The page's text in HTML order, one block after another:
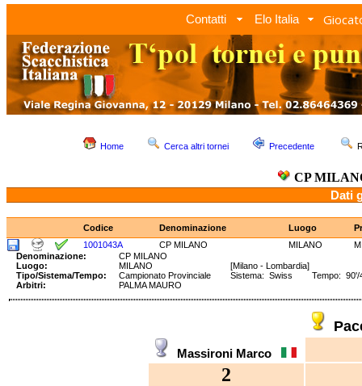
Contatti Elo Italia
Home Cerca altri tornei Precedente
CP
Dati
Codice Denominazione Luogo
Pr
1001043A
CP MILANO MILANO
Denominazione:
CP MILANO
Luogo:
MILANO
[Milano - Lombardia]
Tipo/Sistema/Tempo:
Campionato Provinciale Sistema: Swiss Tempo: 90'/
Arbitri:
PALMA MAURO
Massironi Marco
2